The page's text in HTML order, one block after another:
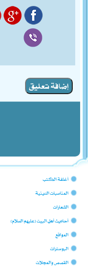
إضافة تعليق
أغلفة الكتب
المناسبات الدينية
الشعارات
أحاديث أهل البيت (عليهم السلام)
المواقع
البوسترات
القصص والمجلات